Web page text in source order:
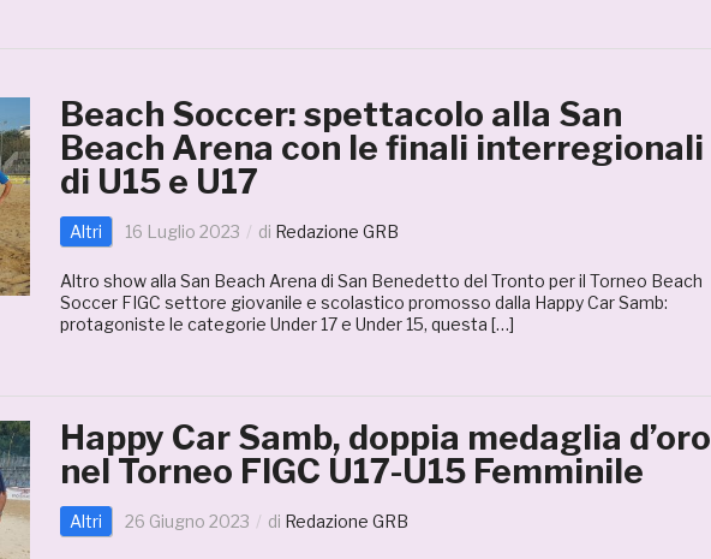
Beach Soccer: spettacolo alla San
Beach Arena con le finali interregionali
di U15 e U17
Altri 16 Luglio 2023 di Redazione GRB
Altro show alla San Beach Arena di San Benedetto del Tronto per il Torneo Beach
Soccer FIGC settore giovanile e scolastico promosso dalla Happy Car Samb:
protagoniste le categorie Under 17 e Under 15, questa […]
Happy Car Samb, doppia medaglia d’oro
nel Torneo FIGC U17-U15 Femminile
Altri 26 Giugno 2023 di Redazione GRB